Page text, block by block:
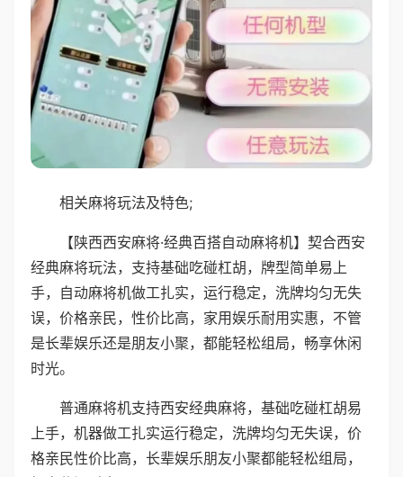
相关麻将玩法及特色;
【陕西西安麻将·经典百搭自动麻将机】契合西安
经典麻将玩法，支持基础吃碰杠胡，牌型简单易上
手，自动麻将机做工扎实，运行稳定，洗牌均匀无失
误，价格亲民，性价比高，家用娱乐耐用实惠，不管
是长辈娱乐还是朋友小聚，都能轻松组局，畅享休闲
时光。
普通麻将机支持西安经典麻将，基础吃碰杠胡易
上手，机器做工扎实运行稳定，洗牌均匀无失误，价
格亲民性价比高，长辈娱乐朋友小聚都能轻松组局，